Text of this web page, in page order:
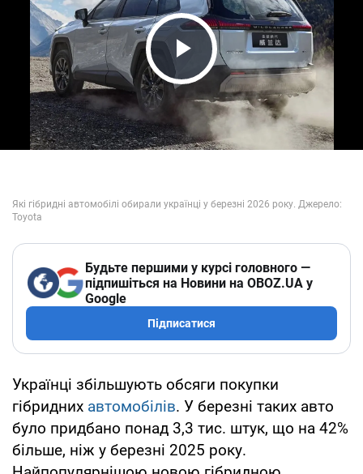
Play Video
Будьте першими у курсі головного —
підпишіться на Новини на OBOZ.UA у
Google
Підписатися
Українці збільшують обсяги покупки
гібридних автомобілів. У березні таких авто
було придбано понад 3,3 тис. штук, що на 42%
більше, ніж у березні 2025 року.